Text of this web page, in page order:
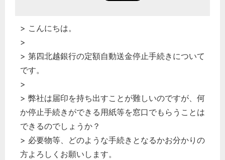
> こんにちは。
>
> 第四北越銀行の定額自動送金停止手続きについて
です。
>
> 弊社は届印を持ち出すことが難しいのですが、何
か停止手続きができる用紙等を窓口でもらうことは
できるのでしょうか？
> 必要物等、どのような手続きとなるかお分かりの
方よろしくお願いします。